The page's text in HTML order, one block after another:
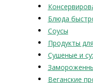
Блюда
Соусы
Продукты
Сушеные и
Веганские